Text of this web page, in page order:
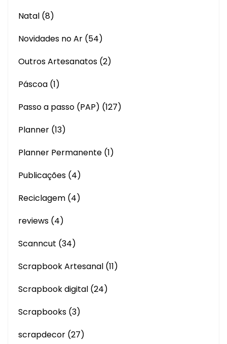
Natal (8)
Novidades no Ar (54)
Outros Artesanatos (2)
Páscoa (1)
Passo a passo (PAP) (127)
Planner (13)
Planner Permanente (1)
Publicações (4)
Reciclagem (4)
reviews (4)
Scanncut (34)
Scrapbook Artesanal (11)
Scrapbook digital (24)
Scrapbooks (3)
scrapdecor (27)